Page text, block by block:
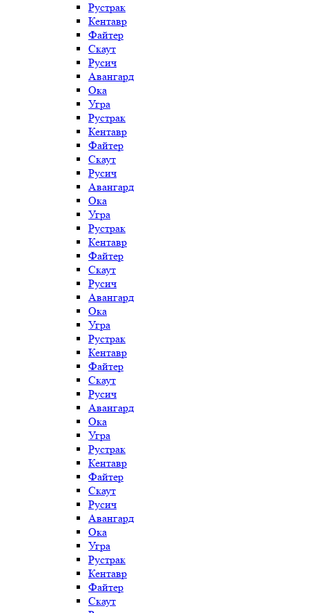
Рустрак
Кентавр
Файтер
Скаут
Русич
Авангард
Ока
Угра
Рустрак
Кентавр
Файтер
Скаут
Русич
Авангард
Ока
Угра
Рустрак
Кентавр
Файтер
Скаут
Русич
Авангард
Ока
Угра
Рустрак
Кентавр
Файтер
Скаут
Русич
Авангард
Ока
Угра
Рустрак
Кентавр
Файтер
Скаут
Русич
Авангард
Ока
Угра
Рустрак
Кентавр
Файтер
Скаут